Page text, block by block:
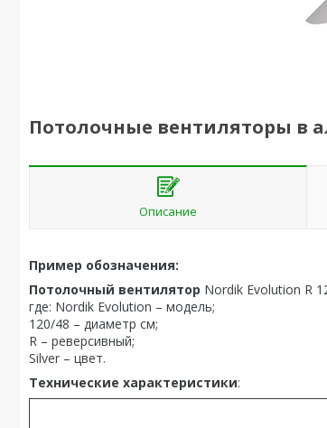
Потолочные вентиляторы в
Описание
Пример обозначения:
Потолочный вентилятор Nordik Evolution R
где: Nordik Evolution – модель;
120/48 – диаметр см;
R – реверсивный;
Silver – цвет.
Технические характеристики: